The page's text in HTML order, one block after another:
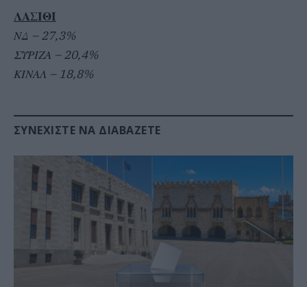
ΛΑΣΙΘΙ
ΝΔ – 27,3%
ΣΥΡΙΖΑ – 20,4%
ΚΙΝΑΛ – 18,8%
ΣΥΝΕΧΊΣΤΕ ΝΑ ΔΙΑΒΆΖΕΤΕ